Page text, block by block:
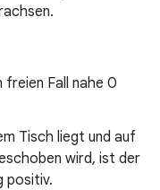
freien Fall nahe 0
Tisch liegt und auf
wird, ist der
positiv.